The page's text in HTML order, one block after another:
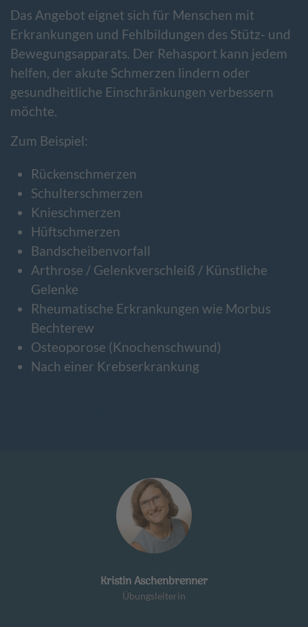
Das Angebot eignet sich für Menschen mit
Erkrankungen und Fehlbildungen des Stütz- und
Bewegungsapparats. Der Rehasport kann jedem
helfen, der akute Schmerzen lindern oder
gesundheitliche Einschränkungen verbessern
möchte.
Zum Beispiel:
Rückenschmerzen
Schulterschmerzen
Knieschmerzen
Hüftschmerzen
Bandscheibenvorfall
Arthrose / Gelenkverschleiß / Künstliche
Gelenke
Rheumatische Erkrankungen wie Morbus
Bechterew
Osteoporose (Knochenschwund)
Nach einer Krebserkrankung
Kristin Aschenbrenner
Übungsleiterin